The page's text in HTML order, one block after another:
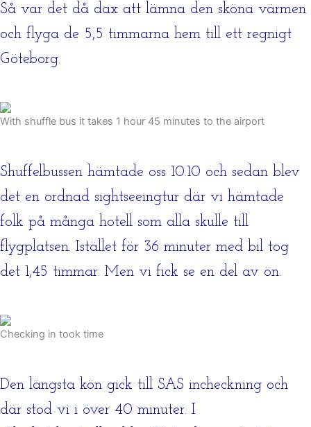
Så var det då dax att lämna den sköna värmen
och flyga de 5,5 timmarna hem till ett regnigt
Göteborg.
With shuffle bus it takes 1 hour 45 minutes to the airport
Shuffelbussen hämtade oss 10.10 och sedan blev
det en ordnad sightseeingtur där vi hämtade
folk på många hotell som alla skulle till
flygplatsen. Istället för 36 minuter med bil tog
det 1,45 timmar. Men vi fick se en del av ön.
Checking in took time
Den längsta kön gick till SAS incheckning och
där stod vi i över 40 minuter. I